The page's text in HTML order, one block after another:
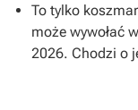
To tylko
może wywołać
2026. Chodzi o